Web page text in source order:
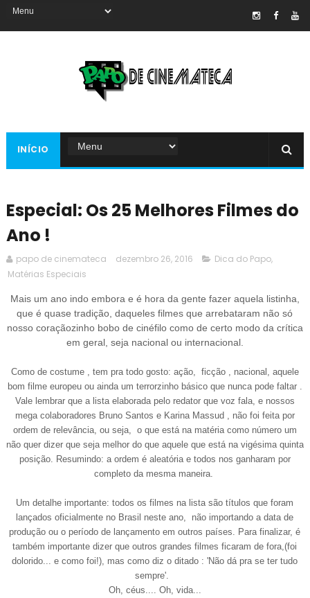
INÍCIO
Especial: Os 25 Melhores Filmes do
Ano !
papo de cinemateca dezembro 26, 2016 Dica do Papo,
Matérias Especiais
Mais um ano indo embora e é hora da gente fazer aquela listinha,
que é quase tradição, daqueles filmes que arrebataram não só
nosso coraçãozinho bobo de cinéfilo como de certo modo da crítica
em geral, seja nacional ou internacional.
Como de costume , tem pra todo gosto: ação, ficção , nacional, aquele
bom filme europeu ou ainda um terrorzinho básico que nunca pode faltar .
Vale lembrar que a lista elaborada pelo redator que voz fala, e nossos
mega colaboradores Bruno Santos e Karina Massud , não foi feita por
ordem de relevância, ou seja, o que está na matéria como número um
não quer dizer que seja melhor do que aquele que está na vigésima quinta
posição. Resumindo: a ordem é aleatória e todos nos ganharam por
completo da mesma maneira.
Um detalhe importante: todos os filmes na lista são títulos que foram
lançados oficialmente no Brasil neste ano, não importando a data de
produção ou o período de lançamento em outros países. Para finalizar, é
também importante dizer que outros grandes filmes ficaram de fora,(foi
dolorido... e como foi!), mas como diz o ditado : 'Não dá pra se ter tudo
sempre'.
Oh, céus.... Oh, vida...